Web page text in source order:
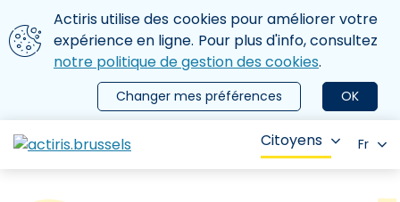
Aller au contenu principal
Nous utilisons des cookies
Actiris utilise des cookies pour améliorer votre
expérience en ligne. Pour plus d'info, consultez
notre politique de gestion des cookies.
OK
Changer mes préférences
le menu
Citoyens Fr